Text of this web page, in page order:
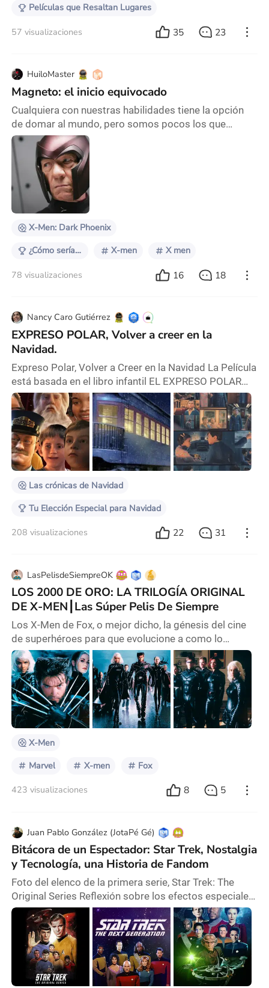
Películas que Resaltan Lugares
57 visualizaciones 35 23
HuiloMaster
Magneto: el inicio equivocado
Cualquiera con nuestras habilidades tiene la opción
de domar al mundo, pero somos pocos los que
tenemos convicción. Soy Magneto. Y también están
los mediocres como Charles, que con una mente
brutalmente brillante pudimos juntos haber
convertido a esta miserable humanidad en seres
poderosos. Si fuimos elegidos para ser diferentes al
resto había una razón, y esa era la de estar por encima
X-Men: Dark Phoenix
¿Cómo sería la historia desde el punto de vista del villano? X-men X men
78 visualizaciones 16 18
Nancy Caro Gutiérrez
EXPRESO POLAR, Volver a creer en la
Navidad.
Expreso Polar, Volver a Creer en la Navidad La Película
está basada en el libro infantil EL EXPRESO POLAR
(1.985), escrita por Chris Van Allsburg, el cual
describe la aventura de unos niños, que se dirigen en
un tren hacia el Polo Norte, en Noche Buena para
conocer a Papá Noel. Apunta hacia los
preadolescentes que están pasando por la etapa de
dejar de creer en la navidad y van perdiendo el Espíri
Las crónicas de Navidad
Tu Elección Especial para Navidad
208 visualizaciones 22 31
LasPelisdeSiempreOK
LOS 2000 DE ORO: LA TRILOGÍA ORIGINAL
DE X-MEN┃Las Súper Pelis De Siempre
Los X-Men de Fox, o mejor dicho, la génesis del cine
de superhéroes para que evolucione a como lo
conocemos hoy en día. Una franquicia memorable,
con sus altibajos como cualquier otra, pero con una
chispa inigualable. Desde su inicio con "X-Men" del
2000, el director Bryan Singer, sentó las bases para lo
que sería un universo serio y terrenal hasta cierto
punto. Al mismo tiempo, las temáticas soci
X-Men
Marvel X-men Fox
423 visualizaciones 8 5
Juan Pablo González (JotaPé Gé)
Bitácora de un Espectador: Star Trek, Nostalgia
y Tecnología, una Historia de Fandom
Foto del elenco de la primera serie, Star Trek: The
Original Series Reflexión sobre los efectos especiales
y la profundidad argumental Me falta ver la primera.
Hasta ahora no lo hice por el prejuicio de que es vieja,
aunque no sé si eso tiene sentido: hay cosas que son
viejas y están mejor que las nuevas. No. Lo que quiero
decir, es que no la he querido ver porque pienso que
los efectos especiales